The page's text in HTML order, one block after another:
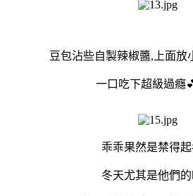
豆包沾些自製辣椒醬,上面放
一口吃下超級過癮
乖乖果然是禁得
冬天尤其是他們